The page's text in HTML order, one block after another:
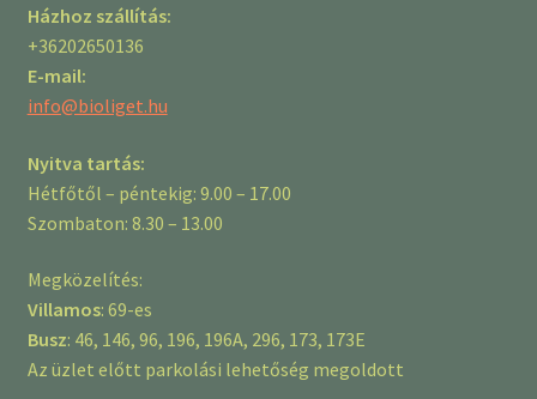
Házhoz szállítás:
+36202650136
E-mail:
info@bioliget.hu
Nyitva tartás:
Hétfőtől – péntekig: 9.00 – 17.00
Szombaton: 8.30 – 13.00
Megközelítés:
Villamos: 69-es
Busz: 46, 146, 96, 196, 196A, 296, 173, 173E
Az üzlet előtt parkolási lehetőség megoldott